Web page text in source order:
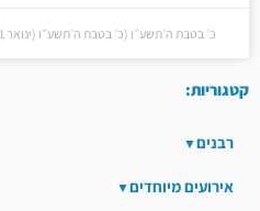
כ׳ בטבת ה׳תשע״ו (כ׳ בטבת ה׳תשע״ו (ינואר 1, 2016))
קטגוריות:
רבנים
אירועים מיוחדים